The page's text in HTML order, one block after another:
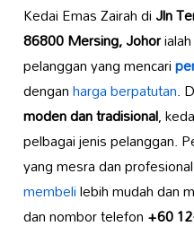
Kedai Emas Zairah diJln
86800 Mersing, Johor
pelanggan yang mencari
denganharga berpatutan.
moden dan tradisional,
pelbagai jenis pelanggan.
yang mesra dan
membelilebih mudah dan
dan nombor telefon+60